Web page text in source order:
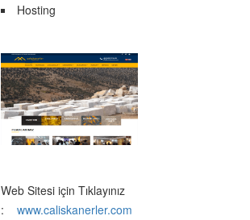
Hosting
Web Sitesi için Tıklayınız
: www.caliskanerler.com